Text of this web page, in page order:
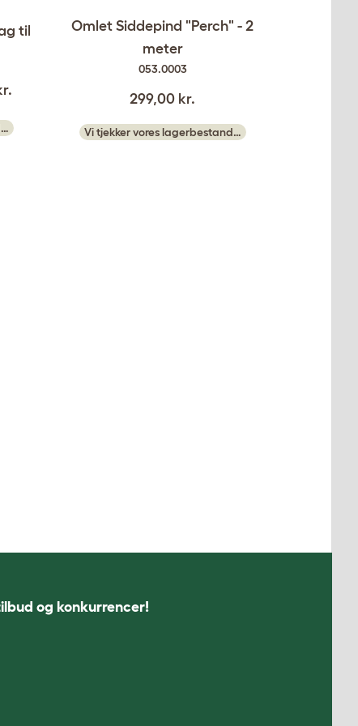
til
Omlet Siddepind "Perch" - 2
meter
053.0003
299,00 kr.
Vi tjekker vores lagerbestand…
og konkurrencer!